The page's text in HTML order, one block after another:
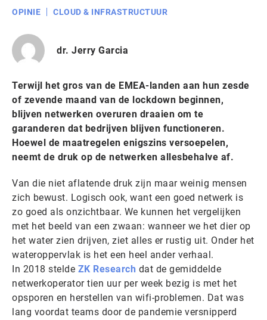
OPINIE
CLOUD & INFRASTRUCTUUR
dr. Jerry Garcia
Terwijl het gros van de EMEA-landen aan hun zesde
of zevende maand van de lockdown beginnen,
blijven netwerken overuren draaien om te
garanderen dat bedrijven blijven functioneren.
Hoewel de maatregelen enigszins versoepelen,
neemt de druk op de netwerken allesbehalve af.
Van die niet aflatende druk zijn maar weinig mensen
zich bewust. Logisch ook, want een goed netwerk is
zo goed als onzichtbaar. We kunnen het vergelijken
met het beeld van een zwaan: wanneer we het dier op
het water zien drijven, ziet alles er rustig uit. Onder het
wateroppervlak is het een heel ander verhaal.
In 2018 stelde ZK Research dat de gemiddelde
netwerkoperator tien uur per week bezig is met het
opsporen en herstellen van wifi-problemen. Dat was
lang voordat teams door de pandemie versnipperd